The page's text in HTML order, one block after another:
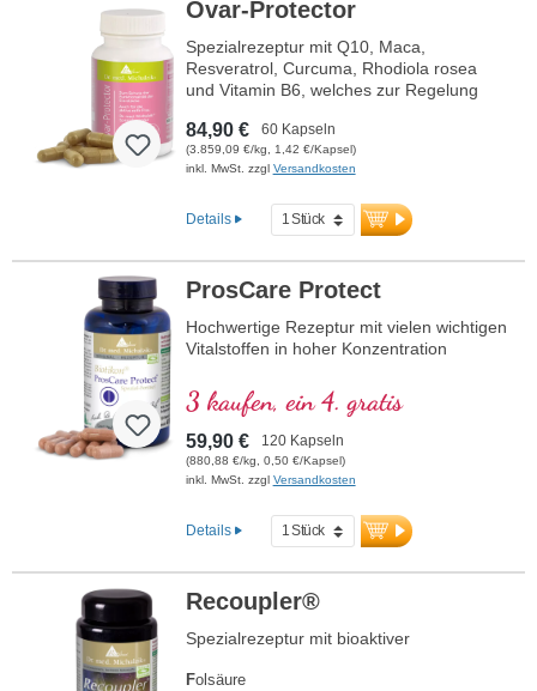
und über 20 Jahre Erfahrung garantieren
höchste Qualität. Von Ärzten entwickelt.
mehr Informationen zu
Mitochondrium forte PRO
Ovar-Protector
Spezialrezeptur mit Q10, Maca,
Resveratrol, Curcuma, Rhodiola rosea
und Vitamin B6, welches zur Regelung
84,90 € 60 Kapseln
(3.859,09 €/kg, 1,42 €/Kapsel)
inkl. MwSt. zzgl Versandkosten
Details
ProsCare Protect
Hochwertige Rezeptur mit vielen wichtigen
Vitalstoffen in hoher Konzentration
3 kaufen, ein 4. gratis
59,90 € 120 Kapseln
(880,88 €/kg, 0,50 €/Kapsel)
inkl. MwSt. zzgl Versandkosten
Details
Recoupler®
Spezialrezeptur mit bioaktiver
Folsäure